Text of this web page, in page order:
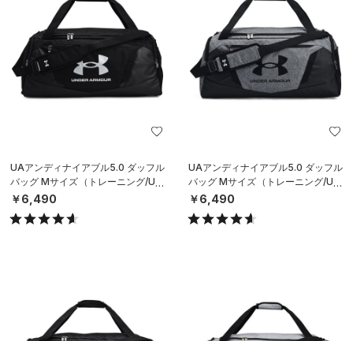
UAアンディナイアブル5.0 ダッフル
バッグ Mサイズ（トレーニング/UNI
SEX）
￥6,490
UAアンディナイアブル5.0 ダッフル
バッグ Mサイズ（トレーニング/UNI
SEX）
￥6,490